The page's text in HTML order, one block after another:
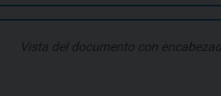
Vista del documento con